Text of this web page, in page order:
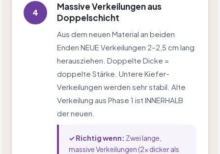
4
Massive Verkeilungen aus
Doppelschicht
Aus dem neuen Material an beiden
Enden NEUE Verkeilungen 2–2,5 cm lang
herausziehen. Doppelte Dicke =
doppelte Stärke. Untere Kiefer-
Verkeilungen werden sehr stabil. Alte
Verkeilung aus Phase 1 ist INNERHALB
der neuen.
✓ Richtig wenn: Zwei lange,
massive Verkeilungen (2× dicker als